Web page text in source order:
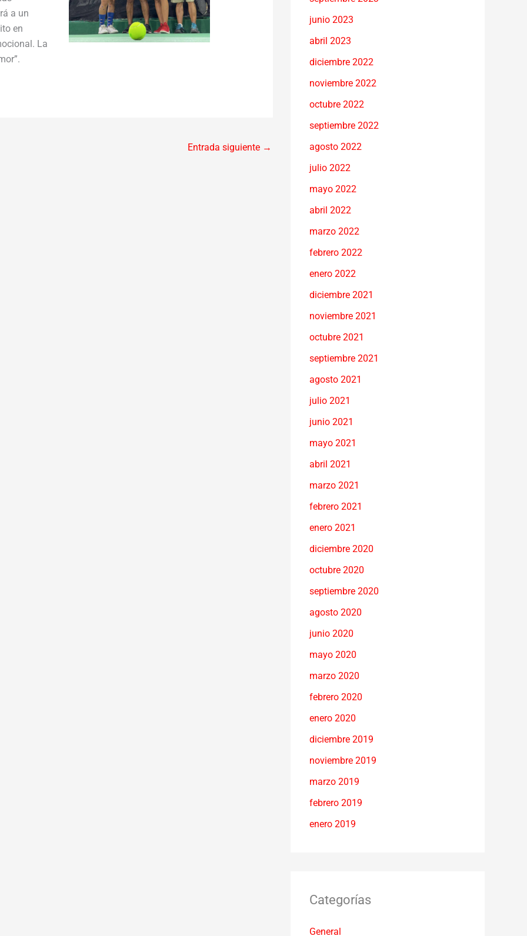
a un
en
La
Entrada siguiente →
junio 2023
abril 2023
diciembre 2022
noviembre 2022
octubre 2022
septiembre 2022
agosto 2022
julio 2022
mayo 2022
abril 2022
marzo 2022
febrero 2022
enero 2022
diciembre 2021
noviembre 2021
octubre 2021
septiembre 2021
agosto 2021
julio 2021
junio 2021
mayo 2021
abril 2021
marzo 2021
febrero 2021
enero 2021
diciembre 2020
octubre 2020
septiembre 2020
agosto 2020
junio 2020
mayo 2020
marzo 2020
febrero 2020
enero 2020
diciembre 2019
noviembre 2019
marzo 2019
febrero 2019
enero 2019
Categorías
General